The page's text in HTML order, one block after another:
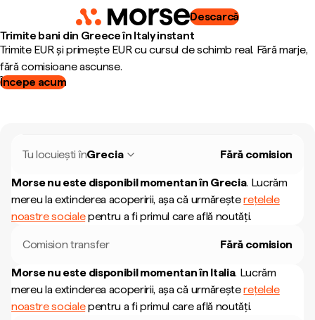
Descarcă
Trimite bani din Greece în Italy instant
Trimite EUR și primește EUR cu cursul de schimb real. Fără marje,
fără comisioane ascunse.
Începe acum
Tu locuiești înGrecia Fără comision
Morse nu este disponibil momentan în Grecia. Lucrăm
mereu la extinderea acoperirii, așa că urmăreșterețelele
noastre socialepentru a fi primul care află noutăți.
Comision transfer Fără comision
Morse nu este disponibil momentan în Italia. Lucrăm
mereu la extinderea acoperirii, așa că urmăreșterețelele
noastre socialepentru a fi primul care află noutăți.